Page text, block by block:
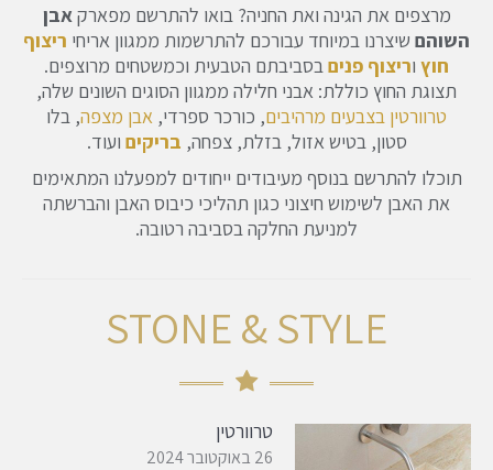
מרצפים את הגינה ואת החניה? בואו להתרשם מפארקאבן
השוהם שיצרנו במיוחד עבורכם להתרשמות ממגוון אריחי ריצוף
חוץ וריצוף פניםבסביבתם הטבעית וכמשטחים מרוצפים.
תצוגת החוץ כוללת: אבני חלילה ממגוון הסוגים השונים שלה,
טרוורטין בצבעים מרהיבים, כורכר ספרדי, אבן מצפה, בלו
סטון,בטיש אזול, בזלת, צפחה, בריקים ועוד.
תוכלו להתרשם בנוסף מעיבודים ייחודים למפעלנו המתאימים
את האבן לשימוש חיצוני כגון תהליכי כיבוס האבן והברשתה
למניעת החלקה בסביבה רטובה.
STONE & STYLE
טרוורטין
26 באוקטובר 2024